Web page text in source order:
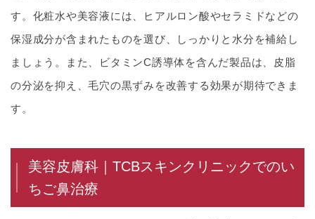
す。化粧水や美容液には、ヒアルロン酸やセラミドなどの
保湿成分が含まれたものを選び、しっかりと水分を補給し
ましょう。また、ビタミンC誘導体を含んだ製品は、皮脂
の分泌を抑え、毛穴の黒ずみを改善する効果が期待できま
す。
美容皮膚科｜TCBスキンクリニックでのい
ちご鼻治療